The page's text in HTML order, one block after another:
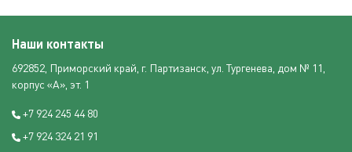
Наши контакты
692852, Приморский край, г. Партизанск, ул. Тургенева, дом № 11,
корпус «А», эт. 1
+7 924 245 44 80
+7 924 324 21 91